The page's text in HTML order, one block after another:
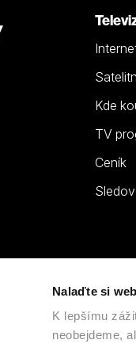
Nalaďte si
K lepšímu
neobejdeme,
Kde
TV
Ceník
, člen skupiny LAMA